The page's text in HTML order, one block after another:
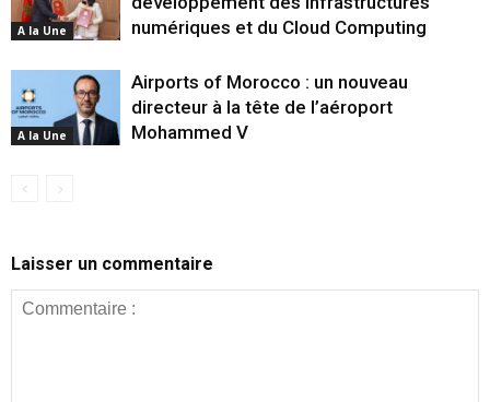
A la Une
numériques et du Cloud Computing
A la Une
Airports of Morocco : un nouveau
directeur à la tête de l’aéroport
Mohammed V
Laisser un commentaire